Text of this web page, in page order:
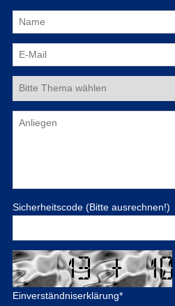
Sicherheitscode (Bitte ausrechnen!)
Einverständniserklärung*